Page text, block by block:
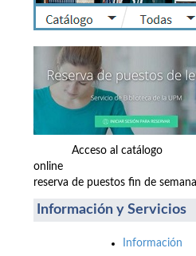
Acceso al catálogo
online
reserva de puestos fin de semana
Información y Servicios
Información